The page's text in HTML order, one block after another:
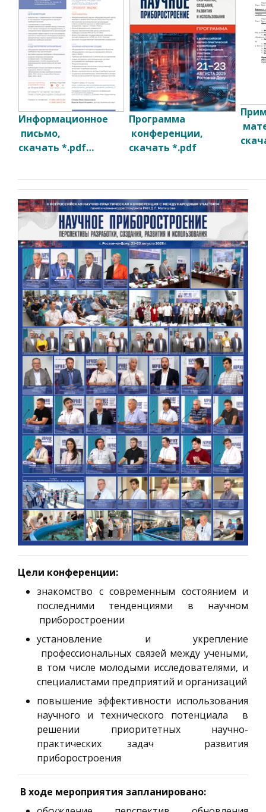
Информационное
письмо,
скачать *.pdf…
Программа
конференции,
скачать *.pdf
Цели конференции:
знакомство с современным состоянием и
последними тенденциями в научном
приборостроении
установление и укрепление
профессиональных связей между учеными,
в том числе молодыми исследователями, и
специалистами предприятий и организаций
повышение эффективности использования
научного и технического потенциала в
решении приоритетных научно-
практических задач развития
приборостроения
В ходе мероприятия запланировано: